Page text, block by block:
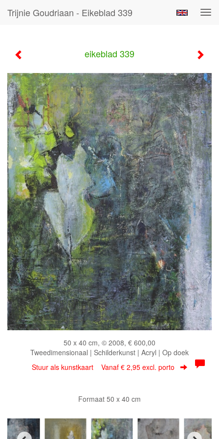
Trijnie Goudriaan - Eikeblad 339
eikeblad 339
50 x 40 cm, © 2008, € 600,00
Tweedimensionaal | Schilderkunst | Acryl | Op doek
Stuur als kunstkaart Vanaf € 2,95 excl. porto
Formaat 50 x 40 cm